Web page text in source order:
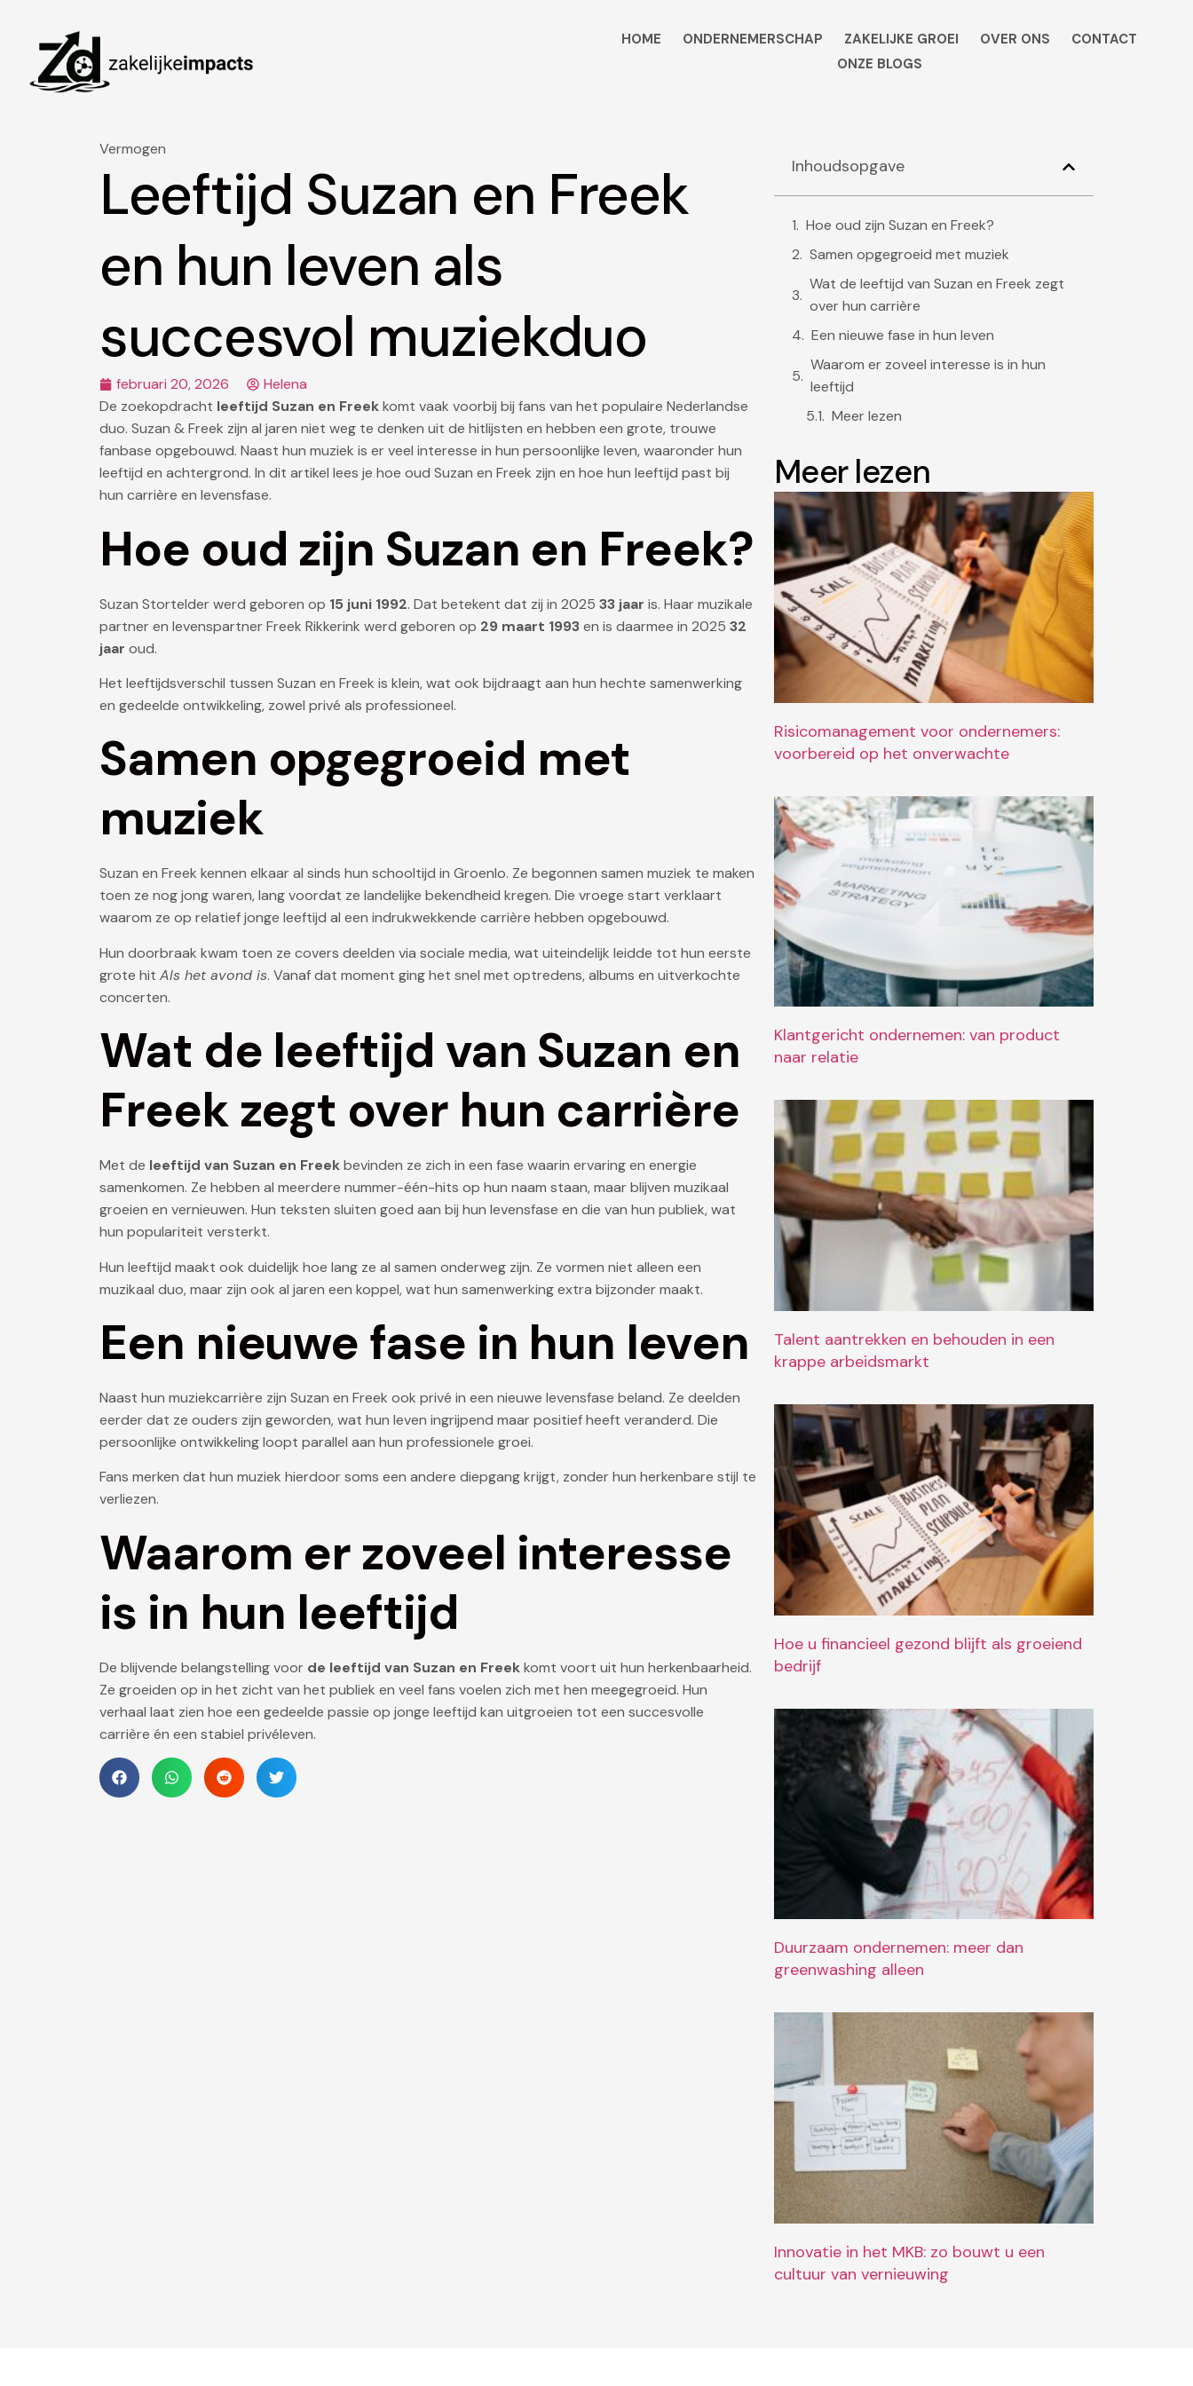
HOME ONDERNEMERSCHAP ZAKELIJKE GROEI OVER ONS
CONTACT
ONZE BLOGS
Vermogen
Leeftijd Suzan en Freek
en hun leven als
succesvol muziekduo
februari 20, 2026
Helena
De zoekopdracht leeftijd Suzan en Freekkomt vaak voorbij bij fans van het populaire Nederlandse
duo. Suzan & Freek zijn al jaren niet weg te denken uit de hitlijsten en hebben een grote, trouwe
fanbase opgebouwd. Naast hun muziek is er veel interesse in hun persoonlijke leven, waaronder hun
leeftijd en achtergrond. In dit artikel lees je hoe oud Suzan en Freek zijn en hoe hun leeftijd past bij
hun carrière en levensfase.
Hoe oud zijn Suzan en Freek?
Suzan Stortelder werd geboren op 15 juni 1992. Dat betekent dat zij in 2025 33 jaar is. Haar muzikale
partner en levenspartner Freek Rikkerink werd geboren op 29 maart 1993en is daarmee in 2025 32
jaar oud.
Het leeftijdsverschil tussen Suzan en Freek is klein, wat ook bijdraagt aan hun hechte samenwerking
en gedeelde ontwikkeling, zowel privé als professioneel.
Samen opgegroeid met
muziek
Suzan en Freek kennen elkaar al sinds hun schooltijd in Groenlo. Ze begonnen samen muziek te maken
toen ze nog jong waren, lang voordat ze landelijke bekendheid kregen. Die vroege start verklaart
waarom ze op relatief jonge leeftijd al een indrukwekkende carrière hebben opgebouwd.
Hun doorbraak kwam toen ze covers deelden via sociale media, wat uiteindelijk leidde tot hun eerste
grote hit Als het avond is. Vanaf dat moment ging het snel met optredens, albums en uitverkochte
concerten.
Wat de leeftijd van Suzan en
Freek zegt over hun carrière
Met de leeftijd van Suzan en Freekbevinden ze zich in een fase waarin ervaring en energie
samenkomen. Ze hebben al meerdere nummer-één-hits op hun naam staan, maar blijven muzikaal
groeien en vernieuwen. Hun teksten sluiten goed aan bij hun levensfase en die van hun publiek, wat
hun populariteit versterkt.
Hun leeftijd maakt ook duidelijk hoe lang ze al samen onderweg zijn. Ze vormen niet alleen een
muzikaal duo, maar zijn ook al jaren een koppel, wat hun samenwerking extra bijzonder maakt.
Een nieuwe fase in hun leven
Naast hun muziekcarrière zijn Suzan en Freek ook privé in een nieuwe levensfase beland. Ze deelden
eerder dat ze ouders zijn geworden, wat hun leven ingrijpend maar positief heeft veranderd. Die
persoonlijke ontwikkeling loopt parallel aan hun professionele groei.
Fans merken dat hun muziek hierdoor soms een andere diepgang krijgt, zonder hun herkenbare stijl te
verliezen.
Waarom er zoveel interesse
is in hun leeftijd
De blijvende belangstelling voor de leeftijd van Suzan en Freekkomt voort uit hun herkenbaarheid.
Ze groeiden op in het zicht van het publiek en veel fans voelen zich met hen meegegroeid. Hun
verhaal laat zien hoe een gedeelde passie op jonge leeftijd kan uitgroeien tot een succesvolle
carrière én een stabiel privéleven.
Inhoudsopgave
Hoe oud zijn Suzan en Freek?
Samen opgegroeid met muziek
Wat de leeftijd van Suzan en Freek zegt
over hun carrière
Een nieuwe fase in hun leven
Waarom er zoveel interesse is in hun
leeftijd
Meer lezen
Meer lezen
Risicomanagement voor ondernemers:
voorbereid op het onverwachte
Klantgericht ondernemen: van product
naar relatie
Talent aantrekken en behouden in een
krappe arbeidsmarkt
Hoe u financieel gezond blijft als groeiend
bedrijf
Duurzaam ondernemen: meer dan
greenwashing alleen
Innovatie in het MKB: zo bouwt u een
cultuur van vernieuwing